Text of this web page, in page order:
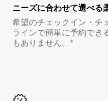
ニーズに合わせて選べる
希望のチェックイン・チ
ラインで簡単に予約でき
もありません。*